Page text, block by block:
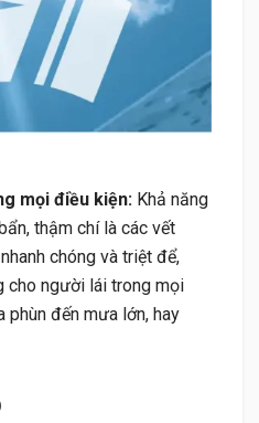
mọi điều kiện: Khả năng
thậm chí là các vết
chóng và triệt để,
cho người lái trong mọi
đến mưa lớn, hay